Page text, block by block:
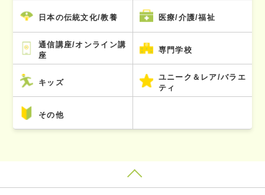
日本の伝統文化/教養 医療/介護/福祉
通信講座/オンライン講
座
専門学校
キッズ
ユニーク＆レア/バラエ
ティ
その他